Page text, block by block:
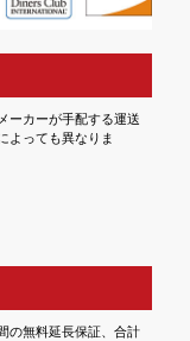
ーカーが手配する運送
よっても異なりま
の無料延長保証、合計